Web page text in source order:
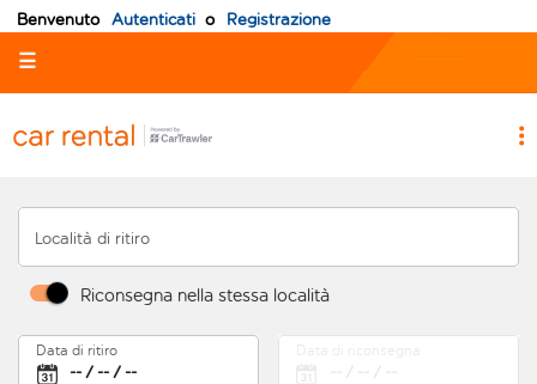
Benvenuto Autenticati o Registrazione
☰
Località di ritiro
Riconsegna nella stessa località
Data di ritiro